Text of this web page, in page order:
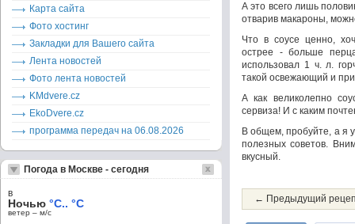
А это всего лишь
отварив макароны,
Что в соусе ценно,
острее - больше
использовал 1 ч. л.
такой освежающий и
А как великолепно
сервиза! И с каким
В общем, пробуйте, а я
полезных советов.
вкусный.
← Предыдущий
Карта сайта
Фото хостинг
Закладки для Вашего сайта
Лента новостей
Фото лента новостей
KMdvere.cz
EkoDvere.cz
программа передач на 06.08.2026
Погода в Москве - сегодня
в
Ночью °C.. °C
ветер – м/c